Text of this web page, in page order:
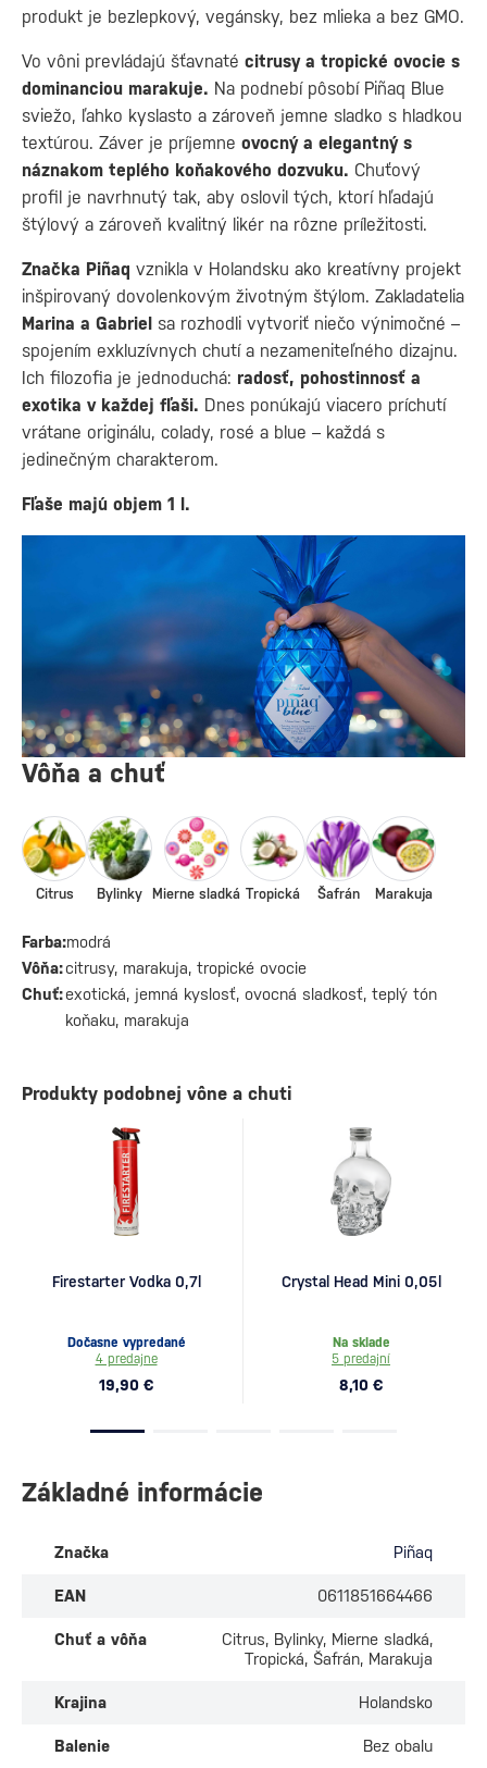
produkt je bezlepkový, vegánsky, bez mlieka a bez GMO.
Vo vôni prevládajú šťavnaté citrusy a tropické ovocie s
dominanciou marakuje. Na podnebí pôsobí Piñaq Blue
sviežo, ľahko kyslasto a zároveň jemne sladko s hladkou
textúrou. Záver je príjemne ovocný a elegantný s
náznakom teplého koňakového dozvuku. Chuťový
profil je navrhnutý tak, aby oslovil tých, ktorí hľadajú
štýlový a zároveň kvalitný likér na rôzne príležitosti.
Značka Piñaq vznikla v Holandsku ako kreatívny projekt
inšpirovaný dovolenkovým životným štýlom. Zakladatelia
Marina a Gabriel sa rozhodli vytvoriť niečo výnimočné –
spojením exkluzívnych chutí a nezameniteľného dizajnu.
Ich filozofia je jednoduchá: radosť, pohostinnosť a
exotika v každej fľaši. Dnes ponúkajú viacero príchutí
vrátane originálu, colady, rosé a blue – každá s
jedinečným charakterom.
Fľaše majú objem 1 l.
Vôňa a chuť
Farba:modrá
Vôňa:citrusy, marakuja, tropické ovocie
Chuť:exotická, jemná kyslosť, ovocná sladkosť, teplý tón
koňaku, marakuja
Citrus Bylinky Mierne sladká Tropická Šafrán Marakuja
Produkty podobnej vône a chuti
Firestarter Vodka 0,7l
Dočasne vypredané
4 predajne
19,90 €
Crystal Head Mini 0,05l
Na sklade
5 predajní
8,10 €
Základné informácie
Značka Piñaq
EAN 0611851664466
Chuť a vôňa
Citrus, Bylinky, Mierne sladká,
Tropická, Šafrán, Marakuja
Krajina Holandsko
Balenie Bez obalu